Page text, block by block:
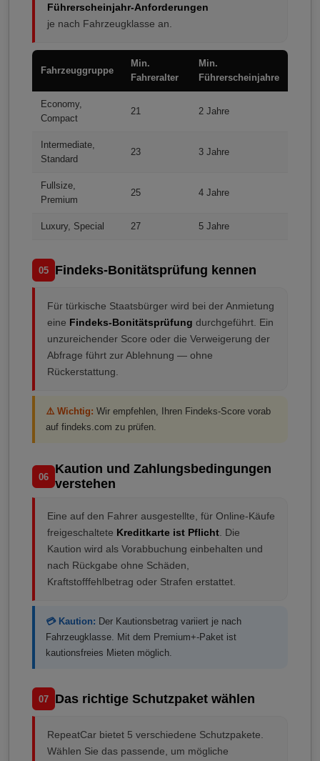
Führerscheinjahr-Anforderungen
je nach Fahrzeugklasse an.
Fahrzeuggruppe
Min.
Fahreralter
Min.
Führerscheinjahre
Economy,
Compact
21 2 Jahre
Intermediate,
Standard
23 3 Jahre
Fullsize,
Premium
25 4 Jahre
Luxury, Special 27 5 Jahre
05 Findeks-Bonitätsprüfung kennen
Für türkische Staatsbürger wird bei der Anmietung
eine Findeks-Bonitätsprüfung durchgeführt. Ein
unzureichender Score oder die Verweigerung der
Abfrage führt zur Ablehnung — ohne
Rückerstattung.
⚠️ Wichtig: Wir empfehlen, Ihren Findeks-Score vorab
auf findeks.com zu prüfen.
06
Kaution und Zahlungsbedingungen
verstehen
Eine auf den Fahrer ausgestellte, für Online-Käufe
freigeschaltete Kreditkarte ist Pflicht . Die
Kaution wird als Vorabbuchung einbehalten und
nach Rückgabe ohne Schäden,
Kraftstofffehlbetrag oder Strafen erstattet.
💳 Kaution: Der Kautionsbetrag variiert je nach
Fahrzeugklasse. Mit dem Premium+-Paket ist
kautionsfreies Mieten möglich.
07 Das richtige Schutzpaket wählen
RepeatCar bietet 5 verschiedene Schutzpakete.
Wählen Sie das passende, um mögliche